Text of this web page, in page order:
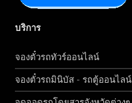
บริการ
จองตั๋วรถทัวร์ออนไลน์
จองตั๋วรถมินิบัส - รถตู้ออนไลน์